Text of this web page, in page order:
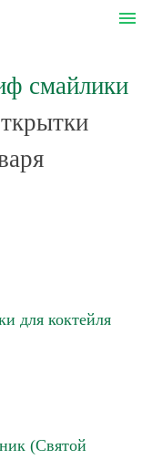
menu
смайлики
для коктейля
(Святой